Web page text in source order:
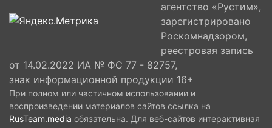
агентство «Рустим»,
зарегистрировано
Роскомнадзором,
реестровая запись
от 14.02.2022 ИА № ФС 77 - 82757,
знак информационной продукции 16+
При полном или частичном использовании и
воспроизведении материалов сайтов ссылка на
RusTeam.media обязательна. Для веб-сайтов интерактивная